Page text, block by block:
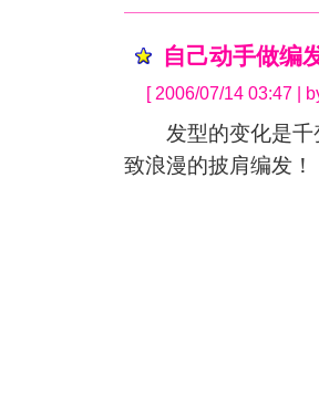
自己动手做编
[ 2006/07/14 03:47 |
发型的变化是千
致浪漫的披肩编发！